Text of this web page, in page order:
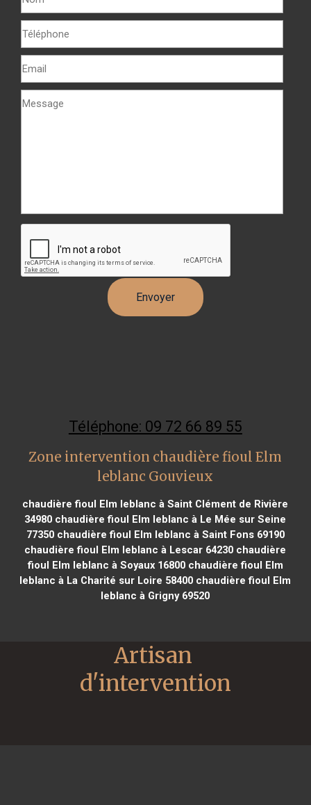
Téléphone: 09 72 66 89 55
Zone intervention chaudière fioul Elm
leblanc Gouvieux
chaudière fioul Elm leblanc à Saint Clément de Rivière
34980 chaudière fioul Elm leblanc à Le Mée sur Seine
77350chaudière fioul Elm leblanc à Saint Fons 69190
chaudière fioul Elm leblanc à Lescar 64230 chaudière
fioul Elm leblanc à Soyaux 16800chaudière fioul Elm
leblanc à La Charité sur Loire 58400 chaudière fioul Elm
leblanc à Grigny 69520
Artisan
d'intervention